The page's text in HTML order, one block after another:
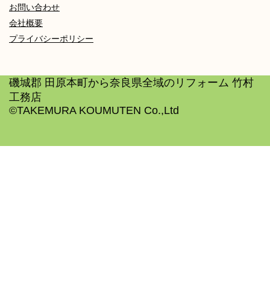
お問い合わせ
会社概要
プライバシーポリシー
磯城郡 田原本町から奈良県全域のリフォーム 竹村
工務店
©TAKEMURA KOUMUTEN Co.,Ltd